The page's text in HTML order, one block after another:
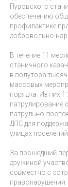
Пуровского
обеспечению
профилактике
добровольно-
В течение 11
станичного
в полутора
массовых
порядка. Из них
патрулирование
патрульно-
ДПС для
улицах
За прошедший
дружиной
совместно с